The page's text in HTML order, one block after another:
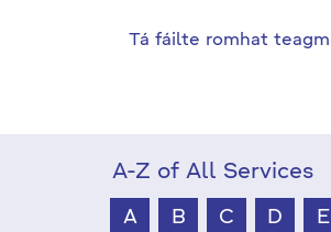
Tá fáilte romhat
A-Z of All Services
A B C D E